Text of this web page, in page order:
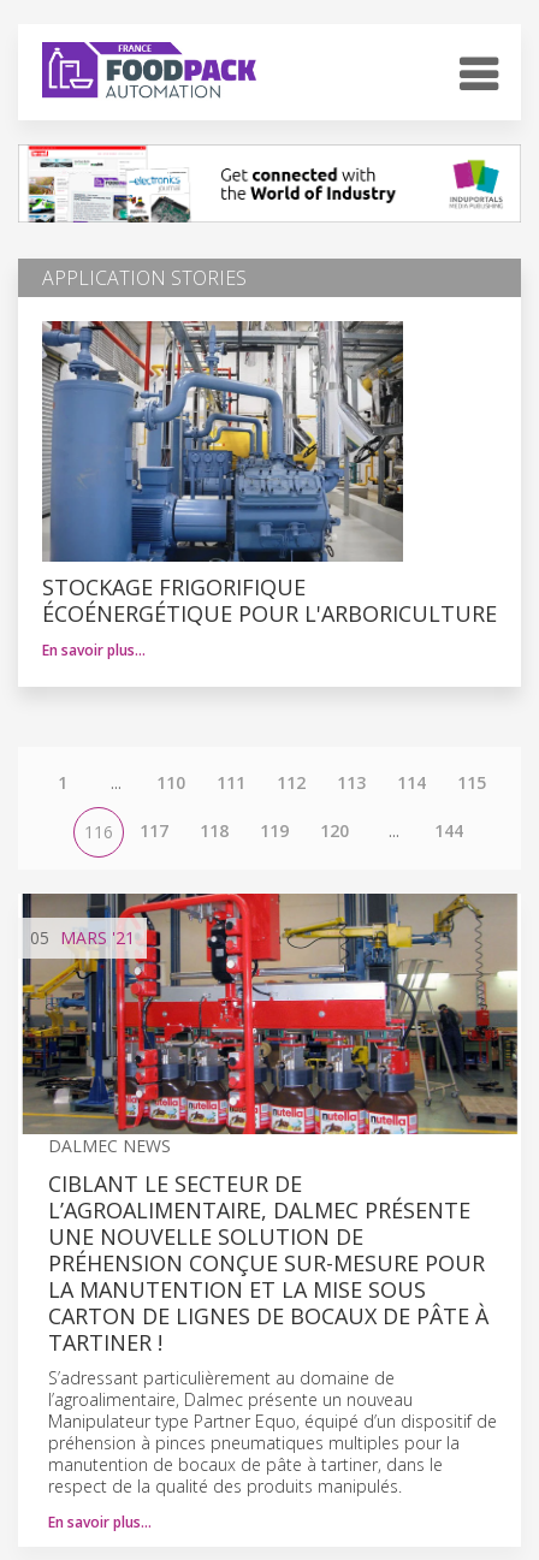
APPLICATION STORIES
STOCKAGE FRIGORIFIQUE
ÉCOÉNERGÉTIQUE POUR L'ARBORICULTURE
En savoir plus…
1 ... 110 111 112 113 114 115
116 117 118 119 120 ... 144
05 MARS '21
DALMEC NEWS
CIBLANT LE SECTEUR DE
L’AGROALIMENTAIRE, DALMEC PRÉSENTE
UNE NOUVELLE SOLUTION DE
PRÉHENSION CONÇUE SUR-MESURE POUR
LA MANUTENTION ET LA MISE SOUS
CARTON DE LIGNES DE BOCAUX DE PÂTE À
TARTINER !
S’adressant particulièrement au domaine de
l’agroalimentaire, Dalmec présente un nouveau
Manipulateur type Partner Equo, équipé d’un dispositif de
préhension à pinces pneumatiques multiples pour la
manutention de bocaux de pâte à tartiner, dans le
respect de la qualité des produits manipulés.
En savoir plus…